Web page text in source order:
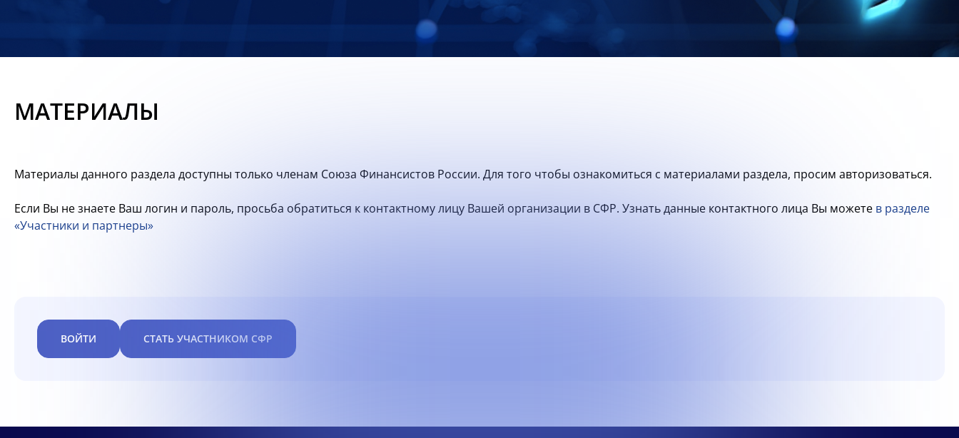
МАТЕРИАЛЫ
Материалы данного раздела доступны только членам Союза Финансистов России. Для того чтобы ознакомиться с материалами раздела, просим авторизоваться.
Если Вы не знаете Ваш логин и пароль, просьба обратиться к контактному лицу Вашей организации в СФР. Узнать данные контактного лица Вы можете в разделе
«Участники и партнеры»
ВОЙТИ СТАТЬ УЧАСТНИКОМ СФР